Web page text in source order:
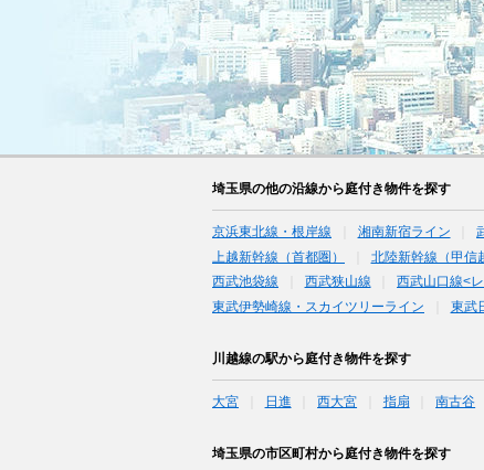
埼玉県の他の沿線から庭付き物件を探す
京浜東北線・根岸線 湘南新宿ライン
上越新幹線（首都圏）
北陸新幹線（甲信
西武池袋線
西武狭山線 西武山口線<
東武伊勢崎線・スカイツリーライン
東武
川越線の駅から庭付き物件を探す
大宮 日進 西大宮 指扇 南古谷
埼玉県の市区町村から庭付き物件を探す